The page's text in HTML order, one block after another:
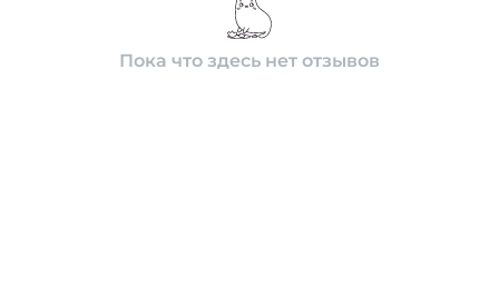
Пока что здесь нет отзывов